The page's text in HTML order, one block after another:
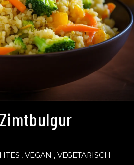
, VEGAN , VEGETARISCH